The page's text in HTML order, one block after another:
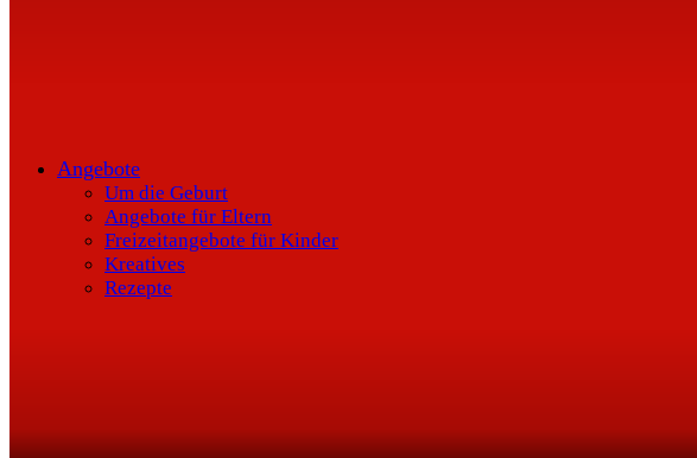
Angebote
Um die Geburt
Angebote für Eltern
Freizeitangebote für Kinder
Kreatives
Rezepte